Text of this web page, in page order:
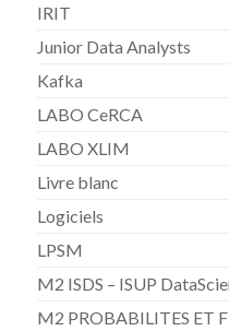
IRIT
Junior Data Analysts
Kafka
LABO CeRCA
LABO XLIM
Livre blanc
Logiciels
LPSM
M2 ISDS – ISUP
M2 PROBABILITES ET